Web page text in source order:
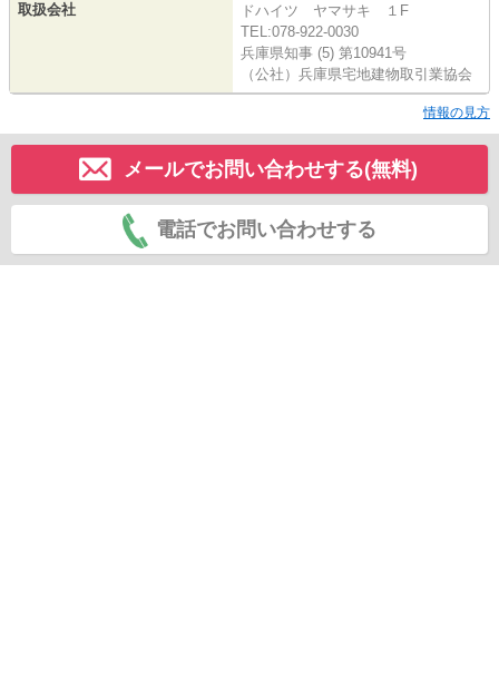
取扱会社
ドハイツ ヤマサキ １F
TEL:078-922-0030
兵庫県知事 (5) 第10941号
（公社）兵庫県宅地建物取引業協会
情報の見方
メールでお問い合わせする(無料)
電話でお問い合わせする